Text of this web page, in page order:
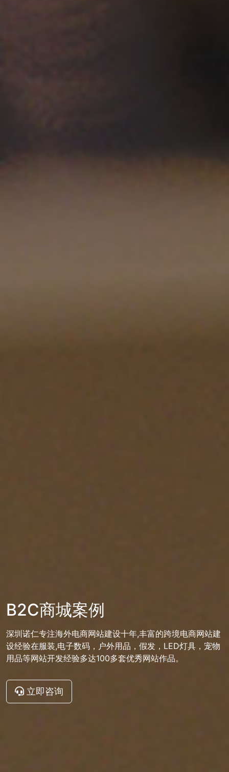
B2C商城案例
深圳诺仁专注海外电商网站建设十年,丰富的跨境电商网站建
设经验在服装,电子数码，户外用品，假发，LED灯具，宠物
用品等网站开发经验多达100多套优秀网站作品。
立即咨询